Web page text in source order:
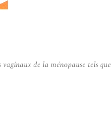
de la ménopause tels